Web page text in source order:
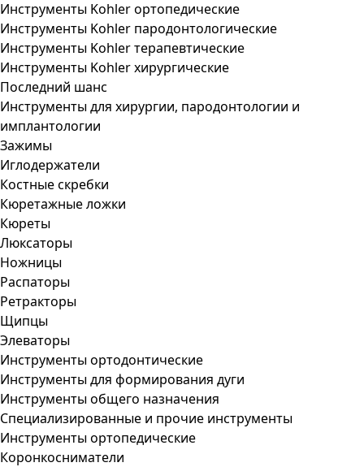
Инструменты Kohler ортопедические
Инструменты Kohler пародонтологические
Инструменты Kohler терапевтические
Инструменты Kohler хирургические
Последний шанс
Инструменты для хирургии, пародонтологии и
имплантологии
Зажимы
Иглодержатели
Костные скребки
Кюретажные ложки
Кюреты
Люксаторы
Ножницы
Распаторы
Ретракторы
Щипцы
Элеваторы
Инструменты ортодонтические
Инструменты для формирования дуги
Инструменты общего назначения
Специализированные и прочие инструменты
Инструменты ортопедические
Коронкосниматели